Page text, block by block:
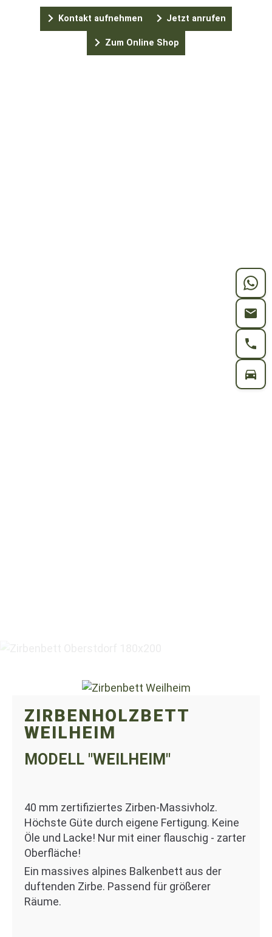
Kontakt aufnehmen Jetzt anrufen
Zum Online Shop
ZIRBENHOLZBETT
WEILHEIM
MODELL "WEILHEIM"
40 mm zertifiziertes Zirben-Massivholz.
Höchste Güte durch eigene Fertigung. Keine
Öle und Lacke! Nur mit einer flauschig - zarter
Oberfläche!
Ein massives alpines Balkenbett aus der
duftenden Zirbe. Passend für größerer
Räume.